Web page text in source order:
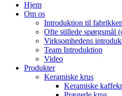
Hjem
Om os
Introduktion til fabrikken
Ofte stillede spørgsmål
Virksomhedens
Team Introduktion
Video
Produkter
Keramiske krus
Keramiske